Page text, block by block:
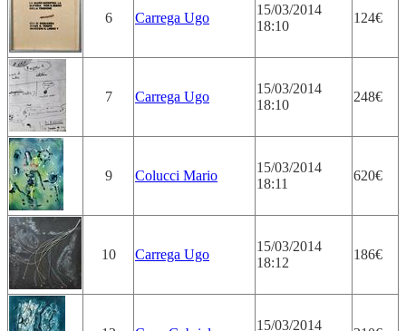
6 Carrega Ugo
15/03/2014
18:10
124€
7 Carrega Ugo
15/03/2014
18:10
248€
9 Colucci Mario
15/03/2014
18:11
620€
10 Carrega Ugo
15/03/2014
18:12
186€
15/03/2014